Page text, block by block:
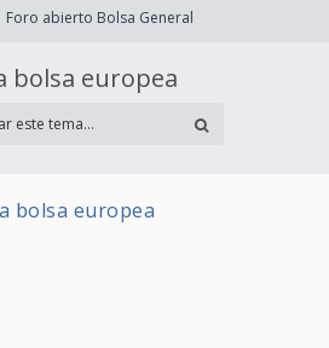
Foro abierto Bolsa General
bolsa europea
bolsa europea